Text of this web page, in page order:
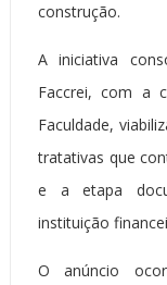
construção.
A iniciativa
Faccrei, com a
Faculdade,
tratativas que
e a etapa
instituição
O anúncio